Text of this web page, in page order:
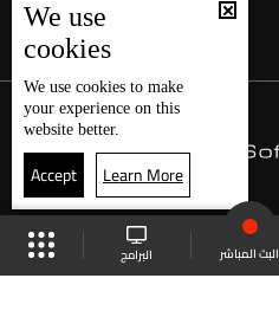
البث المباشر البرامج
We use
cookies
We use cookies to make
your experience on this
website better.
Accept Learn More
الجدول البث المباشر